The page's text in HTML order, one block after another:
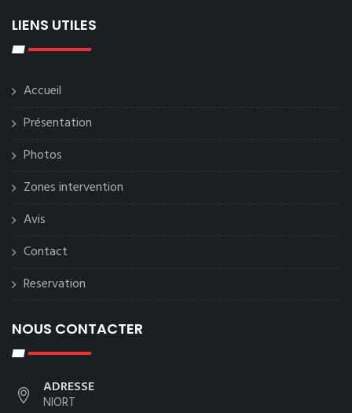
LIENS UTILES
Accueil
Présentation
Photos
Zones intervention
Avis
Contact
Reservation
NOUS CONTACTER
ADRESSE
NIORT